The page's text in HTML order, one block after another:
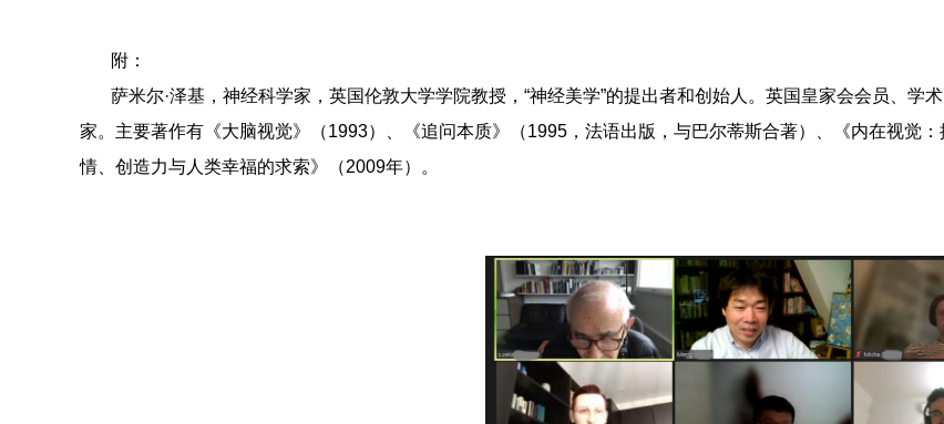
附：
萨米尔·泽基，神经科学家，英国伦敦大学学院教授，“神经美学”的提出者和创始人。英国皇家会会员、
家。主要著作有《大脑视觉》（1993）、《追问本质》（1995 ，法语出版，与巴尔蒂斯合著）、《内在视觉
情、创造力与人类幸福的求索》（2009年）。